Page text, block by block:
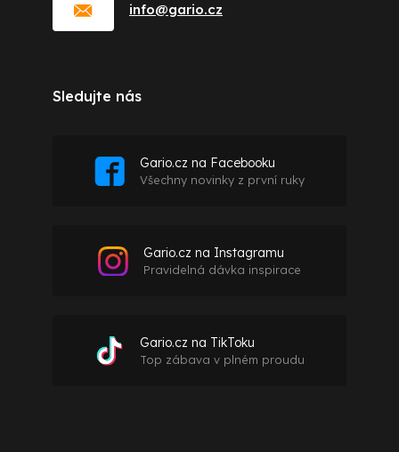
info@gario.cz
Sledujte nás
Gario.cz na Facebooku
Všechny novinky z první ruky
Gario.cz na Instagramu
Pravidelná dávka inspirace
Gario.cz na TikToku
Top zábava v plném proudu